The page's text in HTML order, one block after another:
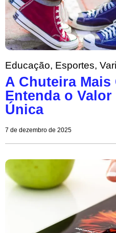
Educação, Esportes,
A Chuteira Mais
Entenda o
Única
7 de dezembro de 2025